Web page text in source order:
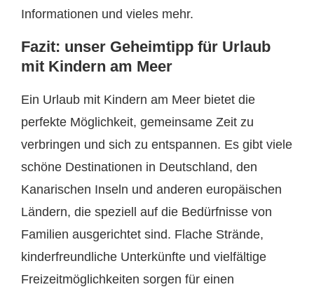
Informationen und vieles mehr.
Fazit: unser Geheimtipp für Urlaub
mit Kindern am Meer
Ein Urlaub mit Kindern am Meer bietet die
perfekte Möglichkeit, gemeinsame Zeit zu
verbringen und sich zu entspannen. Es gibt viele
schöne Destinationen in Deutschland, den
Kanarischen Inseln und anderen europäischen
Ländern, die speziell auf die Bedürfnisse von
Familien ausgerichtet sind. Flache Strände,
kinderfreundliche Unterkünfte und vielfältige
Freizeitmöglichkeiten sorgen für einen